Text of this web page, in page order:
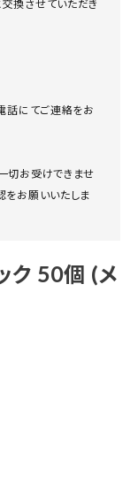
換させていただき
話にてご連絡をお
切お受けできませ
をお願いいたしま
ク 50個 (メ